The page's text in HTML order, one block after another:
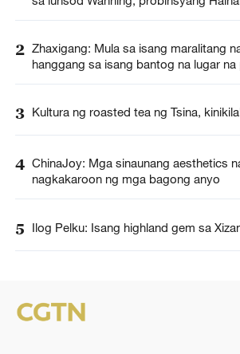
2 Zhaxigang: Mula sa isang maralitang
hanggang sa isang bantog na lugar
3 Kultura ng roasted tea ng Tsina,
4 ChinaJoy: Mga sinaunang aesthetics
nagkakaroon ng mga bagong anyo
5 Ilog Pelku: Isang highland gem sa